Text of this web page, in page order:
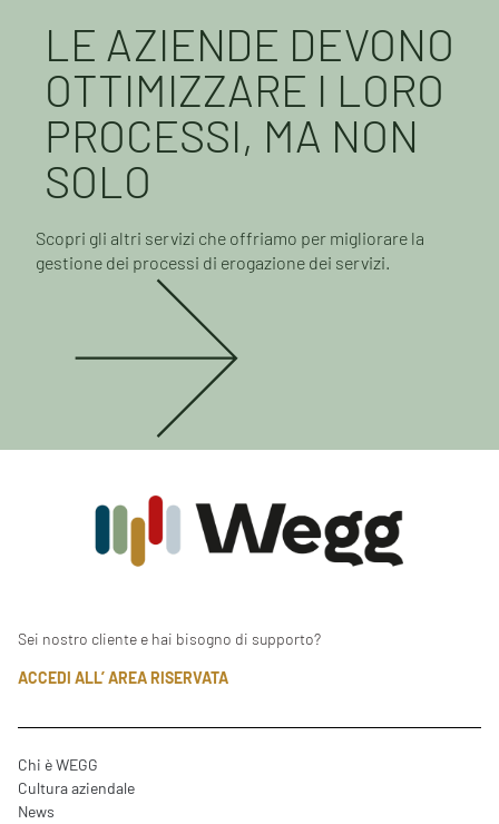
LE AZIENDE DEVONO
OTTIMIZZARE I LORO
PROCESSI, MA NON
SOLO
Scopri gli altri servizi che offriamo per migliorare la
gestione dei processi di erogazione dei servizi.
Sei nostro cliente e hai bisogno di supporto?
ACCEDI ALL’ AREA RISERVATA
Chi è WEGG
Cultura aziendale
News